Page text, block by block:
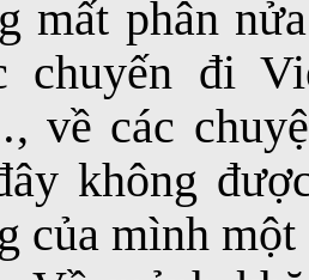
mất phân
chuyến đi
về các
không
của mình